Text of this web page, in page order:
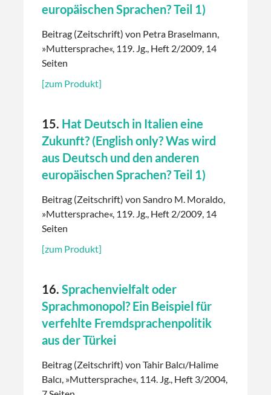
europäischen Sprachen? Teil 1)
Beitrag (Zeitschrift) von Petra Braselmann,
»Muttersprache«, 119. Jg., Heft 2/2009, 14
Seiten
[zum Produkt]
15. Hat Deutsch in Italien eine
Zukunft? (English only? Was wird
aus Deutsch und den anderen
europäischen Sprachen? Teil 1)
Beitrag (Zeitschrift) von Sandro M. Moraldo,
»Muttersprache«, 119. Jg., Heft 2/2009, 14
Seiten
[zum Produkt]
16. Sprachenvielfalt oder
Sprachmonopol? Ein Beispiel für
verfehlte Fremdsprachenpolitik
aus der Türkei
Beitrag (Zeitschrift) von Tahir Balcı/Halime
Balcı, »Muttersprache«, 114. Jg., Heft 3/2004,